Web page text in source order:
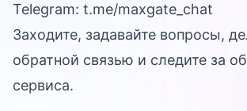
Telegram: t.me/maxgate_chat
Заходите, задавайте вопросы,
обратной связью и следите за
сервиса.